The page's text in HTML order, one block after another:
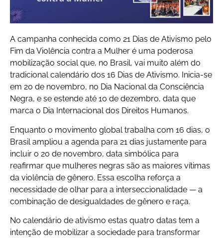
A campanha conhecida como 21 Dias de Ativismo pelo
Fim da Violência contra a Mulher é uma poderosa
mobilização social que, no Brasil, vai muito além do
tradicional calendário dos 16 Dias de Ativismo. Inicia-se
em 20 de novembro, no Dia Nacional da Consciência
Negra, e se estende até 10 de dezembro, data que
marca o Dia Internacional dos Direitos Humanos.
Enquanto o movimento global trabalha com 16 dias, o
Brasil ampliou a agenda para 21 dias justamente para
incluir o 20 de novembro, data simbólica para
reafirmar que mulheres negras são as maiores vítimas
da violência de gênero. Essa escolha reforça a
necessidade de olhar para a interseccionalidade — a
combinação de desigualdades de gênero e raça.
No calendário de ativismo estas quatro datas tem a
intenção de mobilizar a sociedade para transformar